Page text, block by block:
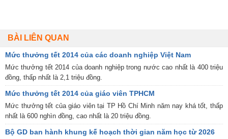
BÀI LIÊN QUAN
Mức thưởng tết 2014 của các doanh nghiệp Việt Nam
Mức thưởng tết 2014 của doanh nghiệp trong nước cao nhất là 400 triệu
đồng, thấp nhất là 2,1 triệu đồng.
Mức thưởng tết 2014 của giáo viên TPHCM
Mức thưởng tết của giáo viên tại TP Hồ Chí Minh năm nay khá tốt, thấp
nhất là 600 nghìn đồng, cao nhất là 20 triệu đồng.
Bộ GD ban hành khung kế hoạch thời gian năm học từ 2026